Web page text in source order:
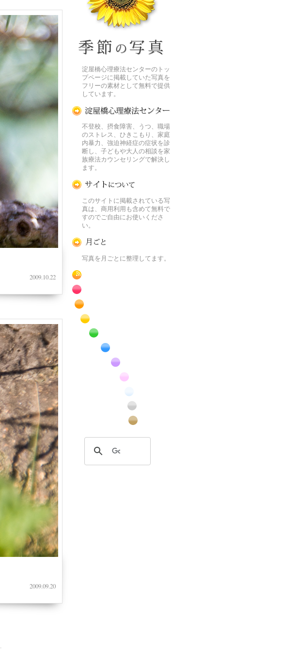
2009.10.22
2009.09.20
淀屋橋心理療法センターのトッ
プページに掲載していた写真を
フリーの素材として無料で提供
しています。
不登校、摂食障害、うつ、職場
のストレス、ひきこもり、家庭
内暴力、強迫神経症の症状を診
断し、子どもや大人の相談を家
族療法カウンセリングで解決し
ます。
このサイトに掲載されている写
真は、商用利用も含めて無料で
すのでご自由にお使いくださ
い。
写真を月ごとに整理してます。
RSS
赤色の花のフリー写真素材
橙色の花のフリー写真素材
黄色の花のフリー写真素材
緑色の花のフリー写真素材
青色の花のフリー写真素材
紫色の花のフリー写真素材
白色の花のフリー写真素材
昆虫のフリー写真素材